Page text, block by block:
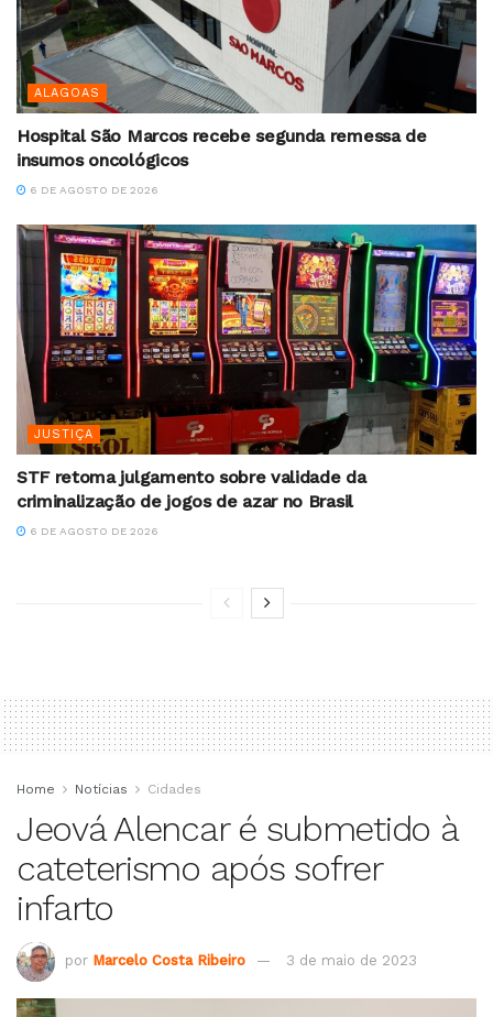
ALAGOAS
Hospital São Marcos recebe segunda remessa de
insumos oncológicos
6 DE AGOSTO DE 2026
JUSTIÇA
STF retoma julgamento sobre validade da
criminalização de jogos de azar no Brasil
6 DE AGOSTO DE 2026
Home Notícias Cidades
Jeová Alencar é submetido à
cateterismo após sofrer
infarto
por Marcelo Costa Ribeiro 3 de maio de 2023